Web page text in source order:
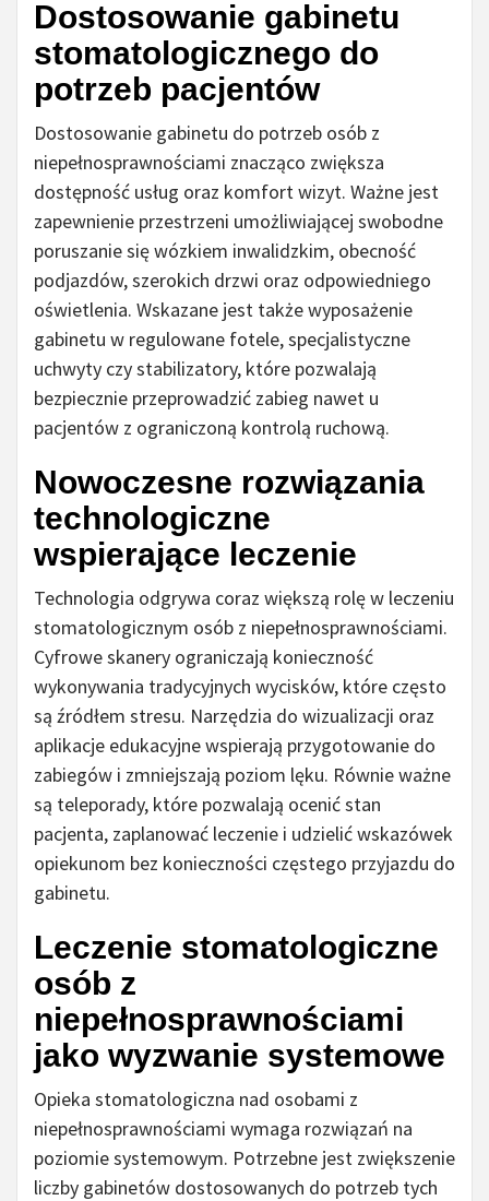
Dostosowanie gabinetu
stomatologicznego do
potrzeb pacjentów
Dostosowanie gabinetu do potrzeb osób z
niepełnosprawnościami znacząco zwiększa
dostępność usług oraz komfort wizyt. Ważne jest
zapewnienie przestrzeni umożliwiającej swobodne
poruszanie się wózkiem inwalidzkim, obecność
podjazdów, szerokich drzwi oraz odpowiedniego
oświetlenia. Wskazane jest także wyposażenie
gabinetu w regulowane fotele, specjalistyczne
uchwyty czy stabilizatory, które pozwalają
bezpiecznie przeprowadzić zabieg nawet u
pacjentów z ograniczoną kontrolą ruchową.
Nowoczesne rozwiązania
technologiczne
wspierające leczenie
Technologia odgrywa coraz większą rolę w leczeniu
stomatologicznym osób z niepełnosprawnościami.
Cyfrowe skanery ograniczają konieczność
wykonywania tradycyjnych wycisków, które często
są źródłem stresu. Narzędzia do wizualizacji oraz
aplikacje edukacyjne wspierają przygotowanie do
zabiegów i zmniejszają poziom lęku. Równie ważne
są teleporady, które pozwalają ocenić stan
pacjenta, zaplanować leczenie i udzielić wskazówek
opiekunom bez konieczności częstego przyjazdu do
gabinetu.
Leczenie stomatologiczne
osób z
niepełnosprawnościami
jako wyzwanie systemowe
Opieka stomatologiczna nad osobami z
niepełnosprawnościami wymaga rozwiązań na
poziomie systemowym. Potrzebne jest zwiększenie
liczby gabinetów dostosowanych do potrzeb tych